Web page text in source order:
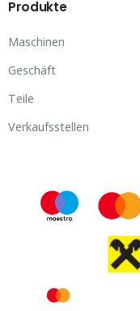
Produkte
Maschinen
Geschäft
Teile
Verkaufsstellen